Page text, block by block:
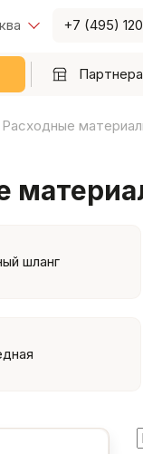
+7 (495)
Расходные
шланг